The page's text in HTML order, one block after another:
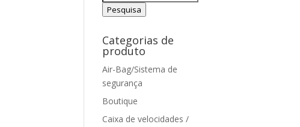
por:
Pesquisa
Categorias de
produto
Air-Bag/Sistema de
segurança
Boutique
Caixa de velocidades /